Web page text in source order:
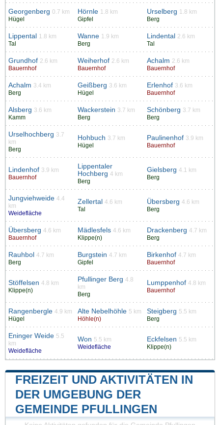
Georgenberg 0.7 km
Hügel
Hörnle 1.8 km
Gipfel
Urselberg 1.8 km
Berg
Lippental
1.8 km
Tal
Wanne 1.9 km
Berg
Lindental
2.6 km
Tal
Grundhof 2.6 km
Bauernhof
Weiherhof 2.6 km
Bauernhof
Achalm 2.6 km
Bauernhof
Achalm 3.4 km
Berg
Geißberg 3.6 km
Hügel
Erlenhof 3.6 km
Bauernhof
Alsberg 3.6 km
Kamm
Wackerstein 3.7 km
Berg
Schönberg 3.7 km
Berg
Urselhochberg 3.7
km
Berg
Hohbuch 3.7 km
Hügel
Paulinenhof 3.9 km
Bauernhof
Lindenhof 3.9 km
Bauernhof
Lippentaler
Hochberg 4 km
Berg
Gielsberg 4.1 km
Berg
Jungviehweide 4.4
km
Weidefläche
Zellertal
4.6 km
Tal
Übersberg 4.6 km
Berg
Übersberg 4.6 km
Bauernhof
Mädlesfels 4.6 km
Klippe(n)
Drackenberg 4.7 km
Berg
Rauhbol 4.7 km
Berg
Burgstein 4.7 km
Gipfel
Birkenhof 4.7 km
Bauernhof
Stöffelsen 4.8 km
Klippe(n)
Pfullinger Berg 4.8
km
Berg
Lumppenhof 4.8 km
Bauernhof
Rangenbergle 4.9 km
Hügel
Alte Nebelhöhle 5 km
Höhle(n)
Steigberg 5.5 km
Berg
Eninger Weide 5.5
km
Weidefläche
Won 5.5 km
Weidefläche
Eckfelsen 5.5 km
Klippe(n)
FREIZEIT UND AKTIVITÄTEN IN
DER UMGEBUNG DER
GEMEINDE PFULLINGEN